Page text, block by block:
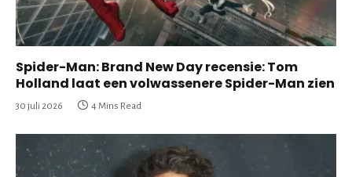
Spider-Man: Brand New Day recensie: Tom
Holland laat een volwassenere Spider-Man zien
30 juli 2026 4 Mins Read